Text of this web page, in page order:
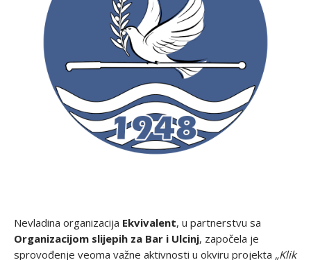
Nevladina organizacija Ekvivalent, u partnerstvu sa
Organizacijom slijepih za Bar i Ulcinj, započela je
sprovođenje veoma važne aktivnosti u okviru projekta „Klik